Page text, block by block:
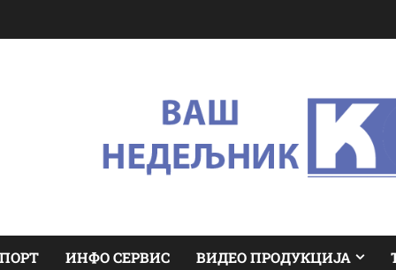
ИНФО СЕРВИС ВИДЕО ПРОДУКЦИЈА